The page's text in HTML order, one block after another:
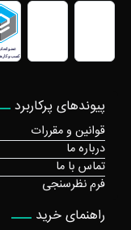
پیوندهای پرکاربرد
قوانین و مقررات
درباره ما
تماس با ما
فرم نظرسنجی
راهنمای خرید